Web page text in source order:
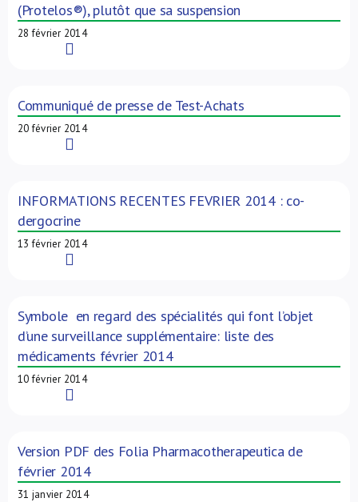
(Protelos®), plutôt que sa suspension
28 février 2014
Communiqué de presse de Test-Achats
20 février 2014
INFORMATIONS RECENTES FEVRIER 2014 : co-
dergocrine
13 février 2014
Symbole en regard des spécialités qui font l’objet
d’une surveillance supplémentaire: liste des
médicaments février 2014
10 février 2014
Version PDF des Folia Pharmacotherapeutica de
février 2014
31 janvier 2014